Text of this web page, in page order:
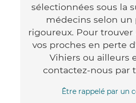
sélectionnées sous la
médecins selon un
rigoureux. Pour
vos proches en perte
Vihiers ou ailleurs
contactez-nous par
Être rappelé par un